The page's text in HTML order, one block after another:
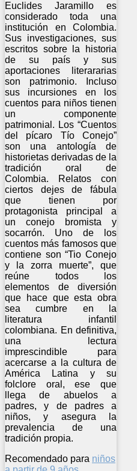
Euclides Jaramillo es
considerado toda una
institución en Colombia.
Sus investigaciones, sus
escritos sobre la historia
de su país y sus
aportaciones literararias
son patrimonio. Incluso
sus incursiones en los
cuentos para niños tienen
un componente
patrimonial. Los “Cuentos
del pícaro Tío Conejo”
son una antología de
historietas derivadas de la
tradición oral de
Colombia. Relatos con
ciertos dejes de fábula
que tienen por
protagonista principal a
un conejo bromista y
socarrón. Uno de los
cuentos más famosos que
contiene son “Tio Conejo
y la zorra muerte”, que
reúne todos los
elementos de diversión
que hace que esta obra
sea cumbre en la
literatura infantil
colombiana. En definitiva,
una lectura
imprescindible para
acercarse a la cultura de
América Latina y su
folclore oral, ese que
llega de abuelos a
padres, y de padres a
niños, y asegura la
prevalencia de una
tradición propia.
Recomendado para niños